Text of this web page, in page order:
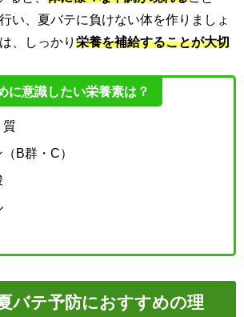
い、夏バテに負けない体を作りましょ
、しっかり 栄養を補給することが大切
に意識したい栄養素は？
質
B群・C）
バテ予防におすすめの理